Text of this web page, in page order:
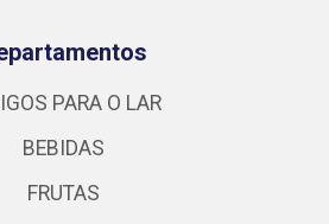
PARA O LAR
BEBIDAS
FRUTAS